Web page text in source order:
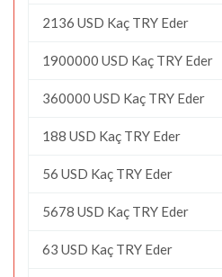
2136 USD Kaç TRY Eder
1900000 USD Kaç TRY Eder
360000 USD Kaç TRY Eder
188 USD Kaç TRY Eder
56 USD Kaç TRY Eder
5678 USD Kaç TRY Eder
63 USD Kaç TRY Eder